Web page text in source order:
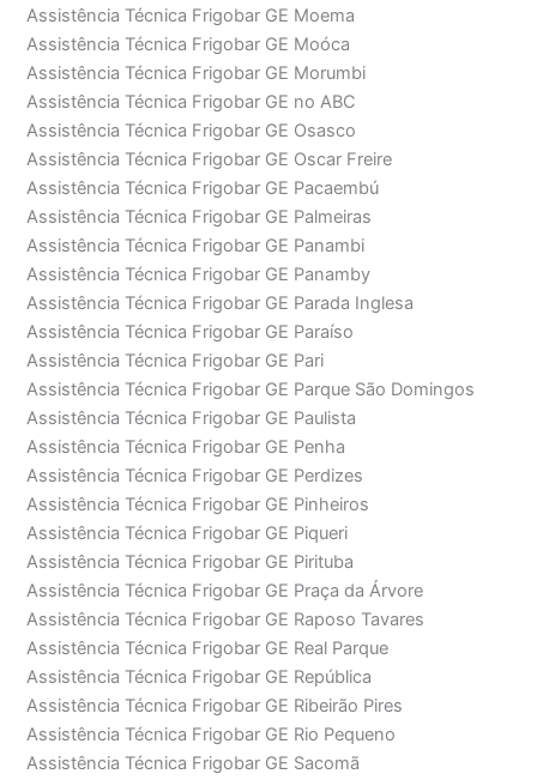
Assistência Técnica Frigobar GE Moema
Assistência Técnica Frigobar GE Moóca
Assistência Técnica Frigobar GE Morumbi
Assistência Técnica Frigobar GE no ABC
Assistência Técnica Frigobar GE Osasco
Assistência Técnica Frigobar GE Oscar Freire
Assistência Técnica Frigobar GE Pacaembú
Assistência Técnica Frigobar GE Palmeiras
Assistência Técnica Frigobar GE Panambi
Assistência Técnica Frigobar GE Panamby
Assistência Técnica Frigobar GE Parada Inglesa
Assistência Técnica Frigobar GE Paraíso
Assistência Técnica Frigobar GE Pari
Assistência Técnica Frigobar GE Parque São Domingos
Assistência Técnica Frigobar GE Paulista
Assistência Técnica Frigobar GE Penha
Assistência Técnica Frigobar GE Perdizes
Assistência Técnica Frigobar GE Pinheiros
Assistência Técnica Frigobar GE Piqueri
Assistência Técnica Frigobar GE Pirituba
Assistência Técnica Frigobar GE Praça da Árvore
Assistência Técnica Frigobar GE Raposo Tavares
Assistência Técnica Frigobar GE Real Parque
Assistência Técnica Frigobar GE República
Assistência Técnica Frigobar GE Ribeirão Pires
Assistência Técnica Frigobar GE Rio Pequeno
Assistência Técnica Frigobar GE Sacomã